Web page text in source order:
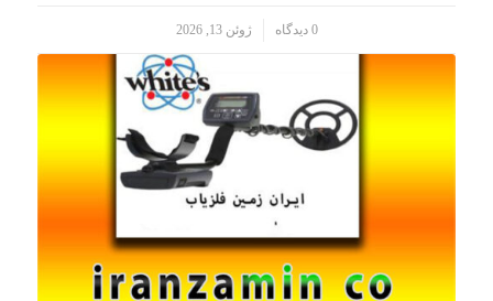
0 دیدگاه ژوئن 13, 2026